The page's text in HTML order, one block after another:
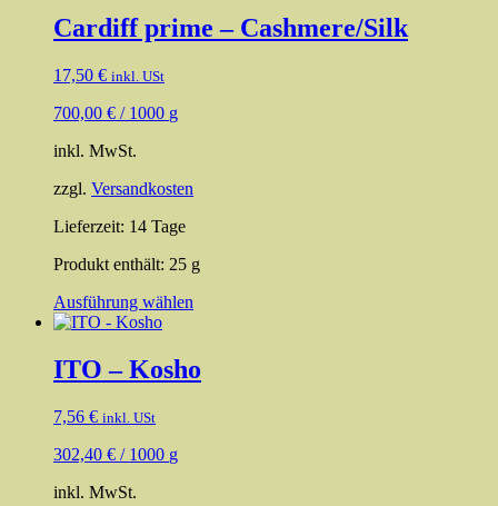
Cardiff prime – Cashmere/Silk
17,50 € inkl. USt
700,00 € / 1000 g
inkl. MwSt.
zzgl. Versandkosten
Lieferzeit: 14 Tage
Produkt enthält: 25 g
Ausführung wählen
Varianten
ITO – Kosho
7,56 € inkl. USt
302,40 € / 1000 g
inkl. MwSt.